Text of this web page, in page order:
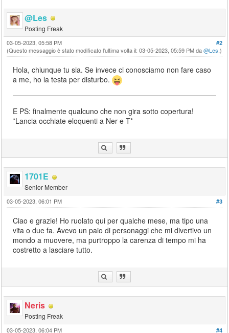
@Les
Posting Freak
#2
03-05-2023, 05:58 PM
(Questo messaggio è stato modificato l'ultima volta il: 03-05-2023, 05:59 PM da@Les .)
Hola, chiunque tu sia. Se invece ci conosciamo non fare caso
a me, ho la testa per disturbo.
E PS: finalmente qualcuno che non gira sotto copertura!
*Lancia occhiate eloquenti a Ner e T*
1701E
Senior Member
#3
03-05-2023, 06:01 PM
Ciao e grazie! Ho ruolato qui per qualche mese, ma tipo una
vita o due fa. Avevo un paio di personaggi che mi divertivo un
mondo a muovere, ma purtroppo la carenza di tempo mi ha
costretto a lasciare tutto.
Neris
Posting Freak
#4
03-05-2023, 06:04 PM